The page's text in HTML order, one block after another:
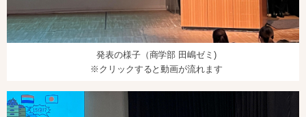
発表の様子（商学部 田嶋ゼミ)
※クリックすると動画が流れます